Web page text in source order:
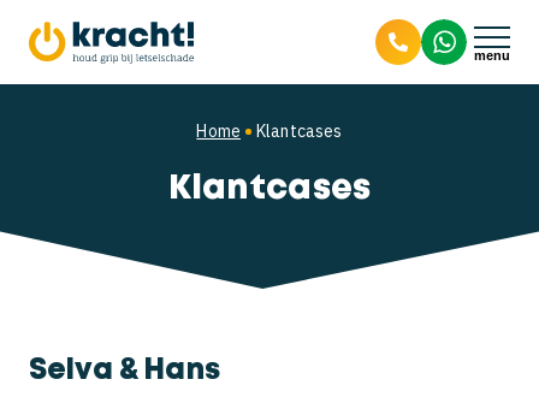
Letselschade claimen
Hoogte schadevergoeding
Bedrijfsongevallen
Aansprakelijkheid
Verkeersongevallen
Home Klantcases
Klantcases
Selva & Hans